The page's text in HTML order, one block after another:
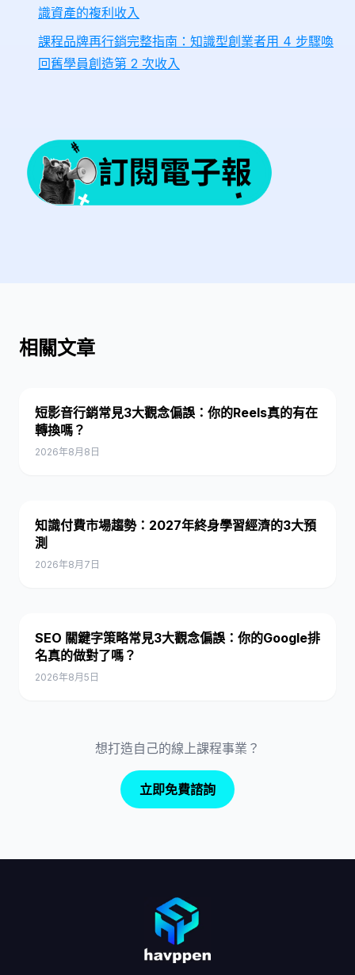
識資產的複利收入
課程品牌再行銷完整指南：知識型創業者用 4 步驟喚
回舊學員創造第 2 次收入
相關文章
短影音行銷常見3大觀念偏誤：你的Reels真的有在
轉換嗎？
2026年8月8日
知識付費市場趨勢：2027年終身學習經濟的3大預
測
2026年8月7日
SEO 關鍵字策略常見3大觀念偏誤：你的Google排
名真的做對了嗎？
2026年8月5日
想打造自己的線上課程事業？
立即免費諮詢